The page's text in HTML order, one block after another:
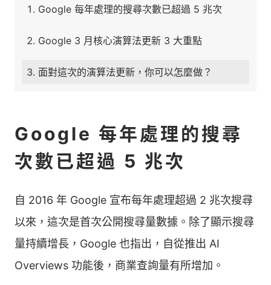
Google 每年處理的搜尋次數已超過 5 兆次
Google 3 月核心演算法更新 3 大重點
面對這次的演算法更新，你可以怎麼做？
Google 每年處理的搜尋
次數已超過 5 兆次
自 2016 年 Google 宣布每年處理超過 2 兆次搜尋
以來，這次是首次公開搜尋量數據。除了顯示搜尋
量持續增長，Google 也指出，自從推出 AI
Overviews 功能後，商業查詢量有所增加。